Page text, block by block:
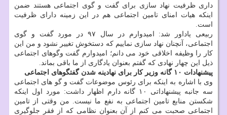
داری ظرفیت نهاد سازی برای گفت و گوی اجتماعی هستند ضمن
اینكه هیات امنای تامین اجتماعی هم در این زمینه دارای ظرفیت
است.
ربیعی یاداور شد: امیدوارم در سال ۹۷ در مورد گفت و گوی
اجتماعی، آنچنان نهاد سازی نماییم كه دستخوش تغییر نشود و من این
كار را وظیفه اخلاقی خود می دانم؛ امیدوارم گفت وگوهای اجتماعی
ذیل این چهار نهادی كه گفتم بعنوان یادگاری از ما باقی بماند.
پیشنهادات ۱۰ گانه وزیر كار برای نهادینه شدن گفتگوهای اجتماعی
وی با اشاره به اینكه برای رئوس موضوعات گفت و گو های اجتماعی
سه جانبه پیشنهاداتی ۱۰ گانه دارم اظهار داشت: مورد اول اینكه
شكستن منابع تامین اجتماعی به نفع ما نیست. من وقتی از تامین
اجتماعی صحبت می كنم از آن بعنوان نظامی كه از فقر جلوگیری